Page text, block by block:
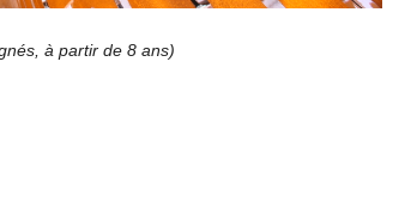
à partir de 8 ans)